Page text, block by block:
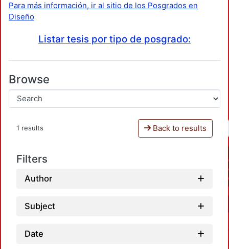
Para más información, ir al sitio de los Posgrados en
Diseño
Listar tesis por tipo de posgrado:
Browse
1 results Back to results
Filters
Author
Subject
Date